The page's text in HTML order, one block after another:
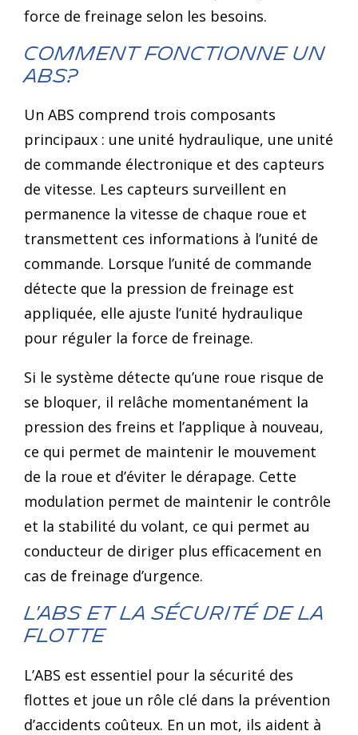
force de freinage selon les besoins.
Comment fonctionne un
ABS?
Un ABS comprend trois composants
principaux : une unité hydraulique, une unité
de commande électronique et des capteurs
de vitesse. Les capteurs surveillent en
permanence la vitesse de chaque roue et
transmettent ces informations à l’unité de
commande. Lorsque l’unité de commande
détecte que la pression de freinage est
appliquée, elle ajuste l’unité hydraulique
pour réguler la force de freinage.
Si le système détecte qu’une roue risque de
se bloquer, il relâche momentanément la
pression des freins et l’applique à nouveau,
ce qui permet de maintenir le mouvement
de la roue et d’éviter le dérapage. Cette
modulation permet de maintenir le contrôle
et la stabilité du volant, ce qui permet au
conducteur de diriger plus efficacement en
cas de freinage d’urgence.
L'ABS et la sécurité de la
flotte
L’ABS est essentiel pour la sécurité des
flottes et joue un rôle clé dans la prévention
d’accidents coûteux. En un mot, ils aident à